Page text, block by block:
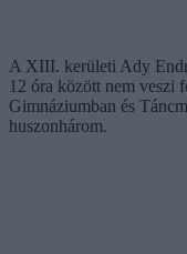
A XIII. kerületi Ady
12 óra között nem veszi
Gimnáziumban és
huszonhárom.